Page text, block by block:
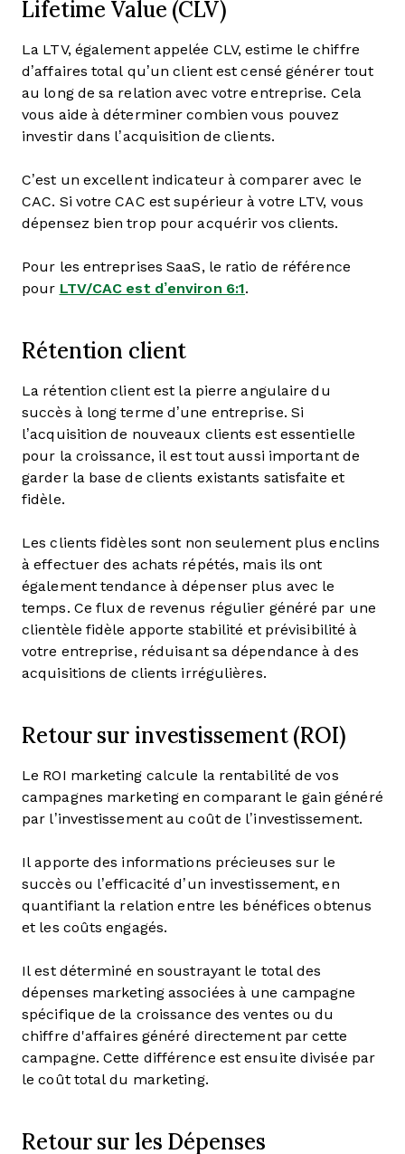
Lifetime Value (CLV)
La LTV, également appelée CLV, estime le chiffre
d’affaires total qu’un client est censé générer tout
au long de sa relation avec votre entreprise. Cela
vous aide à déterminer combien vous pouvez
investir dans l’acquisition de clients.
C’est un excellent indicateur à comparer avec le
CAC. Si votre CAC est supérieur à votre LTV, vous
dépensez bien trop pour acquérir vos clients.
Pour les entreprises SaaS, le ratio de référence
pour LTV/CAC est d’environ 6:1.
Rétention client
La rétention client est la pierre angulaire du
succès à long terme d’une entreprise. Si
l’acquisition de nouveaux clients est essentielle
pour la croissance, il est tout aussi important de
garder la base de clients existants satisfaite et
fidèle.
Les clients fidèles sont non seulement plus enclins
à effectuer des achats répétés, mais ils ont
également tendance à dépenser plus avec le
temps. Ce flux de revenus régulier généré par une
clientèle fidèle apporte stabilité et prévisibilité à
votre entreprise, réduisant sa dépendance à des
acquisitions de clients irrégulières.
Retour sur investissement (ROI)
Le ROI marketing calcule la rentabilité de vos
campagnes marketing en comparant le gain généré
par l’investissement au coût de l’investissement.
Il apporte des informations précieuses sur le
succès ou l’efficacité d’un investissement, en
quantifiant la relation entre les bénéfices obtenus
et les coûts engagés.
Il est déterminé en soustrayant le total des
dépenses marketing associées à une campagne
spécifique de la croissance des ventes ou du
chiffre d'affaires généré directement par cette
campagne. Cette différence est ensuite divisée par
le coût total du marketing.
Retour sur les Dépenses